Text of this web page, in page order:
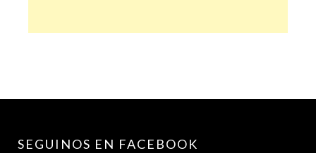
SEGUINOS EN FACEBOOK